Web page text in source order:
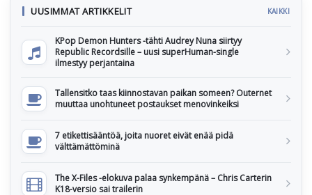
UUSIMMAT ARTIKKELIT KAIKKI
KPop Demon Hunters -tähti Audrey Nuna siirtyy
Republic Recordsille – uusi superHuman-single
ilmestyy perjantaina
Tallensitko taas kiinnostavan paikan someen? Outernet
muuttaa unohtuneet postaukset menovinkeiksi
7 etikettisääntöä, joita nuoret eivät enää pidä
välttämättöminä
The X-Files -elokuva palaa synkempänä – Chris Carterin
K18-versio sai trailerin